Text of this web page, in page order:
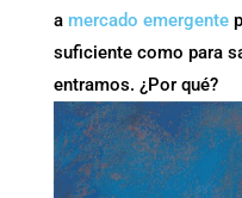
a mercado emergente
suficiente como para
entramos. ¿Por qué?